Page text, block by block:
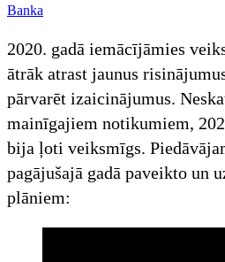
Banka
2020. gadā iemācījāmies
ātrāk atrast jaunus
pārvarēt izaicinājumus.
mainīgajiem notikumiem,
bija ļoti veiksmīgs.
pagājušajā gadā paveikto un
plāniem: